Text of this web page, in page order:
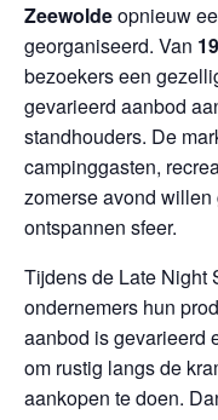
Zeewoldeopnieuw
georganiseerd. Van
bezoekers een
gevarieerd aanbod
standhouders. De
campinggasten,
zomerse avond
ontspannen sfeer.
Tijdens de Late Night
ondernemers hun
aanbod is gevarieerd
om rustig langs de
aankopen te doen.